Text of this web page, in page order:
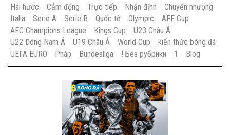
Hài hước
Cảm động Trực tiếp Nhận định
Chuyển nhượng
Italia
Serie A Serie B Quốc tế Olympic
AFF Cup
AFC Champions League
Kings Cup
U23 Châu Á
U22 Đông Nam Á
U19 Châu Á World Cup
kiến thức bóng đá
UEFA EURO
Pháp Bundesliga ! Без рубрики 1 Blog